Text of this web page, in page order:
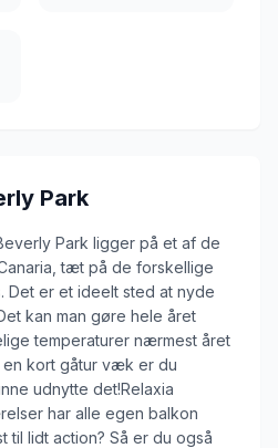
Park
Park ligger på et af de
tæt på de forskellige
Det er et ideelt sted at nyde
kan man gøre hele året
temperaturer nærmest året
en kort gåtur væk er du
udnytte det!Relaxia
har alle egen balkon
til lidt action? Så er du også